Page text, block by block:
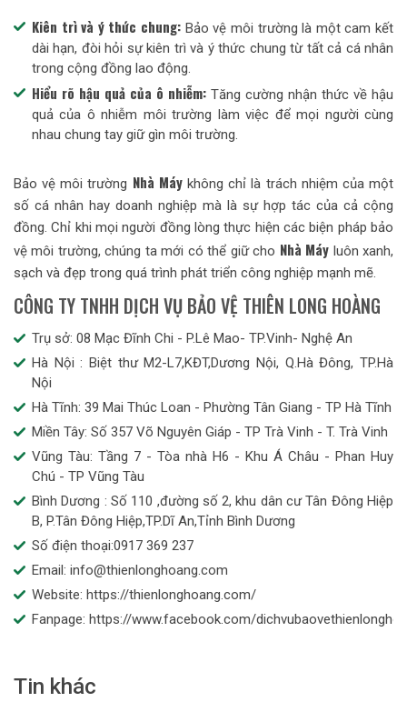
Kiên trì và ý thức chung: Bảo vệ môi trường là một cam kết
dài hạn, đòi hỏi sự kiên trì và ý thức chung từ tất cả cá nhân
trong cộng đồng lao động.
Hiểu rõ hậu quả của ô nhiễm: Tăng cường nhận thức về hậu
quả của ô nhiễm môi trường làm việc để mọi người cùng
nhau chung tay giữ gìn môi trường.
Bảo vệ môi trường Nhà Máykhông chỉ là trách nhiệm của một
số cá nhân hay doanh nghiệp mà là sự hợp tác của cả cộng
đồng. Chỉ khi mọi người đồng lòng thực hiện các biện pháp bảo
vệ môi trường, chúng ta mới có thể giữ cho Nhà Máy luôn xanh,
sạch và đẹp trong quá trình phát triển công nghiệp mạnh mẽ.
CÔNG TY TNHH DỊCH VỤ BẢO VỆ THIÊN LONG HOÀNG
Trụ sở: 08 Mạc Đĩnh Chi - P.Lê Mao- TP.Vinh- Nghệ An
Hà Nội : Biệt thư M2-L7,KĐT,Dương Nội, Q.Hà Đông, TP.Hà
Nội
Hà Tĩnh: 39 Mai Thúc Loan - Phường Tân Giang - TP Hà Tĩnh
Miền Tây: Số 357 Võ Nguyên Giáp - TP Trà Vinh - T. Trà Vinh
Vũng Tàu: Tầng 7 - Tòa nhà H6 - Khu Á Châu - Phan Huy
Chú - TP Vũng Tàu
Bình Dương : Số 110 ,đường số 2, khu dân cư Tân Đông Hiệp
B, P.Tân Đông Hiệp,TP.Dĩ An,Tỉnh Bình Dương
Số điện thoại:0917 369 237
Email: info@thienlonghoang.com
Website: https://thienlonghoang.com/
Fanpage: https://www.facebook.com/
Tin khác